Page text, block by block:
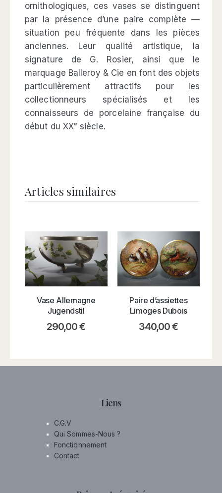
ornithologiques, ces vases se distinguent
par la présence d’une paire complète —
situation peu fréquente dans les pièces
anciennes. Leur qualité artistique, la
signature de G. Rosier, ainsi que le
marquage Balleroy & Cie en font des objets
particulièrement attractifs pour les
collectionneurs spécialisés et les
connaisseurs de porcelaine française du
début du XXᵉ siècle.
Articles similaires
Vase Allemagne
Jugendstil
290,00€
Paire d’assiettes
Limoges Dubois
340,00€
Liens
C.G.V
Qui Sommes-Nous ?
Fonctionnement
Contact